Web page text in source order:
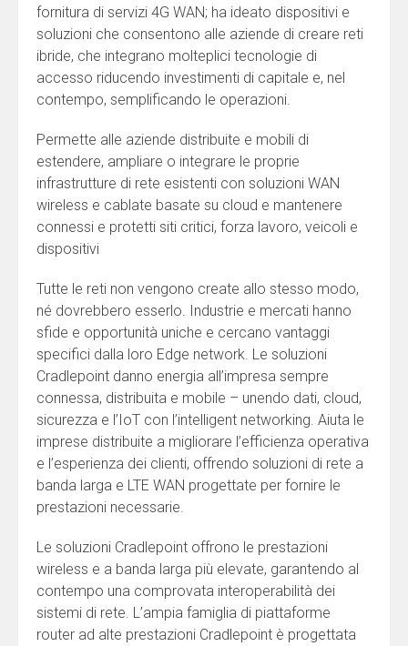
fornitura di servizi 4G WAN; ha ideato dispositivi e
soluzioni che consentono alle aziende di creare reti
ibride, che integrano molteplici tecnologie di
accesso riducendo investimenti di capitale e, nel
contempo, semplificando le operazioni.
Permette alle aziende distribuite e mobili di
estendere, ampliare o integrare le proprie
infrastrutture di rete esistenti con soluzioni WAN
wireless e cablate basate su cloud e mantenere
connessi e protetti siti critici, forza lavoro, veicoli e
dispositivi
Tutte le reti non vengono create allo stesso modo,
né dovrebbero esserlo. Industrie e mercati hanno
sfide e opportunità uniche e cercano vantaggi
specifici dalla loro Edge network. Le soluzioni
Cradlepoint danno energia all’impresa sempre
connessa, distribuita e mobile – unendo dati, cloud,
sicurezza e l’IoT con l’intelligent networking. Aiuta le
imprese distribuite a migliorare l’efficienza operativa
e l’esperienza dei clienti, offrendo soluzioni di rete a
banda larga e LTE WAN progettate per fornire le
prestazioni necessarie.
Le soluzioni Cradlepoint offrono le prestazioni
wireless e a banda larga più elevate, garantendo al
contempo una comprovata interoperabilità dei
sistemi di rete. L’ampia famiglia di piattaforme
router ad alte prestazioni Cradlepoint è progettata